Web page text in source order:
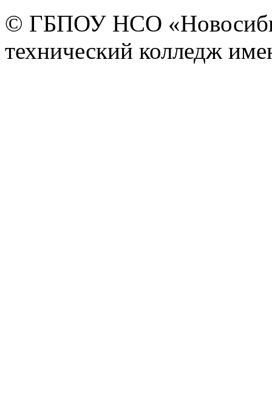
© ГБПОУ НСО
технический колледж